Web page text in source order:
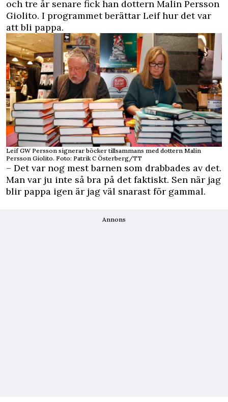
och tre år senare fick han dottern Malin Persson
Giolito. I programmet berättar Leif hur det var
att bli pappa.
Leif GW Persson signerar böcker tillsammans med dottern Malin
Persson Giolito. Foto: Patrik C Österberg/TT
– Det var nog mest barnen som drabbades av det.
Man var ju inte så bra på det faktiskt. Sen när jag
blir pappa igen är jag väl snarast för gammal.
Annons